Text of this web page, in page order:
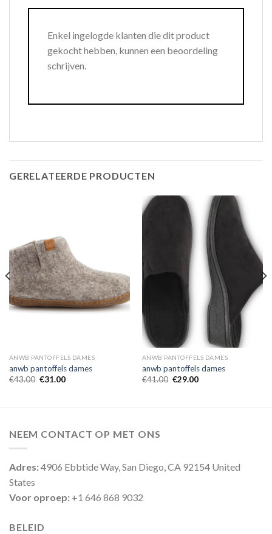
Enkel ingelogde klanten die dit product
gekocht hebben, kunnen een beoordeling
schrijven.
GERELATEERDE PRODUCTEN
ANWB PANTOFFELS DAMES
anwb pantoffels dames
€43.00 €31.00
ANWB PANTOFFELS DAMES
anwb pantoffels dames
€41.00 €29.00
NEEM CONTACT OP MET ONS
Adres:4906 Ebbtide Way, San Diego, CA 92154 United
States
Voor oproep: +1 646 868 9032
BELEID